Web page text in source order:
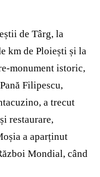
de Târg, la
km de Ploiești și la
monument istoric,
Filipescu,
a trecut
restaurare,
a aparținut
Mondial, când